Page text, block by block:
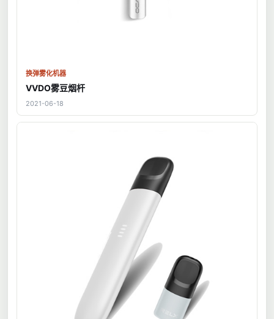
换弹雾化机器
VVDO雾豆烟杆
2021-06-18